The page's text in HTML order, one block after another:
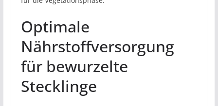
Optimale
Nährstoffversorgung
für bewurzelte
Stecklinge